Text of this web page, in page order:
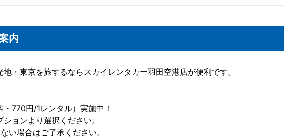
内
・東京を旅するならスカイレンタカー羽田空港店が便利です。
770円/1レンタル）実施中！
ョンより選択ください。
い場合はご了承ください。